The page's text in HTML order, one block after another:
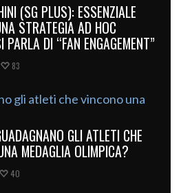
(SG PLUS): ESSENZIALE
STRATEGIA AD HOC
PARLA DI “FAN ENGAGEMENT”
83
GLI ATLETI CHE
MEDAGLIA OLIMPICA?
40